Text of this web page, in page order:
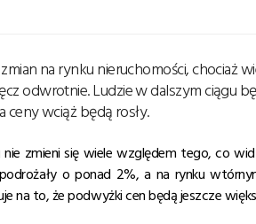
na rynku nieruchomości, chociaż
odwrotnie. Ludzie w dalszym ciągu
ceny wciąż będą rosły.
zmieni się wiele względem tego, co
o ponad 2%, a na rynku
na to, że podwyżki cen będą jeszcze